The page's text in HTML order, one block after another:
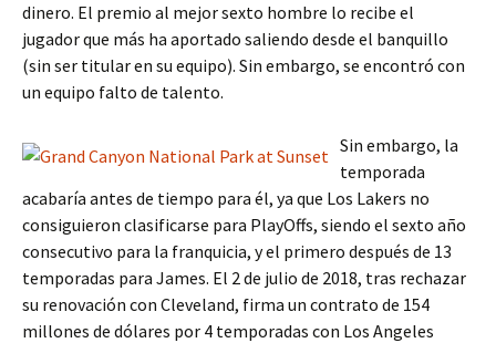
dinero. El premio al mejor sexto hombre lo recibe el
jugador que más ha aportado saliendo desde el banquillo
(sin ser titular en su equipo). Sin embargo, se encontró con
un equipo falto de talento.
Sin embargo, la
temporada
acabaría antes de tiempo para él, ya que Los Lakers no
consiguieron clasificarse para PlayOffs, siendo el sexto año
consecutivo para la franquicia, y el primero después de 13
temporadas para James. El 2 de julio de 2018, tras rechazar
su renovación con Cleveland, firma un contrato de 154
millones de dólares por 4 temporadas con Los Angeles